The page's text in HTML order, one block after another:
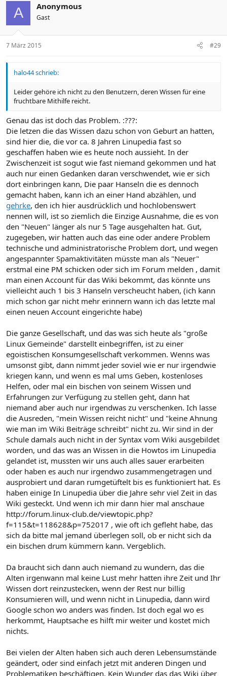
A Anonymous
Gast
7 März 2015 #29
halo44 schrieb:
Leider gehöre ich nicht zu den Benutzern, deren Wissen für eine
fruchtbare Mithilfe reicht.
Genau das ist doch das Problem. :???:
Die letzen die das Wissen dazu schon von Geburt an hatten,
sind hier die, die vor ca. 8 Jahren Linupedia fast so
geschaffen haben wie es heute noch aussieht. In der
Zwischenzeit ist sogut wie fast niemand gekommen und hat
auch nur einen Gedanken daran verschwendet, wie er sich
dort einbringen kann, Die paar Hanseln die es dennoch
gemacht haben, kann ich an einer Hand abzählen, und
gehrke, den ich hier ausdrücklich und hochlobenswert
nennen will, ist so ziemlich die Einzige Ausnahme, die es von
den "Neuen" länger als nur 5 Tage ausgehalten hat. Gut,
zugegeben, wir hatten auch das eine oder andere Problem
technische und administratorische Problem dort, und wegen
angespannter Spamaktivitäten müsste man als "Neuer"
erstmal eine PM schicken oder sich im Forum melden , damit
man einen Account für das Wiki bekommt, das könnte uns
vielleicht auch 1 bis 3 Hanseln verscheucht haben, (ich kann
mich schon gar nicht mehr erinnern wann ich das letzte mal
einen neuen Account eingerichte habe)
Die ganze Gesellschaft, und das was sich heute als "große
Linux Gemeinde" darstellt einbegriffen, ist zu einer
egoistischen Konsumgesellschaft verkommen. Wenns was
umsonst gibt, dann nimmt jeder soviel wie er nur irgendwie
kriegen kann, und wenn es mal ums Geben, kostenloses
Helfen, oder mal ein bischen von seinem Wissen und
Erfahrungen zur Verfügung zu stellen geht, dann hat
niemand aber auch nur irgendwas zu verschenken. Ich lasse
die Ausreden, "mein Wissen reicht nicht" und "keine Ahnung
wie man im Wiki Beiträge schreibt" nicht zu. Wir sind in der
Schule damals auch nicht in der Syntax vom Wiki ausgebildet
worden, und das was an Wissen in die Howtos im Linupedia
gelandet ist, mussten wir uns auch alles sauer erarbeiten
oder haben es auch nur irgendwo zusammengetragen und
ausprobiert und daran rumgetüftelt bis es funktioniert hat. Es
haben einige In Linupedia über die Jahre sehr viel Zeit in das
Wiki gesteckt. Und wenn ich mir dann hier mal anschaue
http://forum.linux-club.de/viewtopic.php?
f=115&t=118628&p=752017 , wie oft ich gefleht habe, das
sich da bitte mal jemand überlegen soll, ob er nicht sich da
ein bischen drum kümmern kann. Vergeblich.
Da braucht sich dann auch niemand zu wundern, das die
Alten irgenwann mal keine Lust mehr hatten ihre Zeit und Ihr
Wissen dort reinzustecken, wenn der Rest nur billig
Konsumieren will, und wenn nicht in Linupedia, dann wird
Google schon wo anders was finden. Ist doch egal wo es
herkommt, Hauptsache es hilft mir weiter und kostet mich
nichts.
Bei vielen der Alten haben sich auch deren Lebensumstände
geändert, oder sind einfach jetzt mit anderen Dingen und
Problematiken beschäftigen. Kein Wunder das das Wiki über